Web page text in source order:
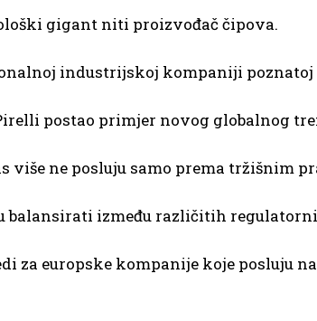
gigant niti proizvođač čipova.
industrijskoj kompaniji poznatoj
postao primjer novog globalnog
više ne posluju samo prema tržišnim
balansirati između različitih
za europske kompanije koje posluju